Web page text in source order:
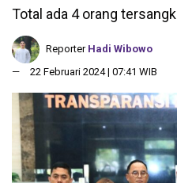
Total ada 4 orang
Reporter Hadi Wibowo
22 Februari 2024 | 07:41 WIB